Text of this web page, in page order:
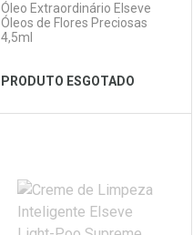
Ver Desconto Convênio
Óleo Extraordinário Elseve
Óleos de Flores Preciosas
4,5ml
PRODUTO ESGOTADO
Laboratório
Por Menos